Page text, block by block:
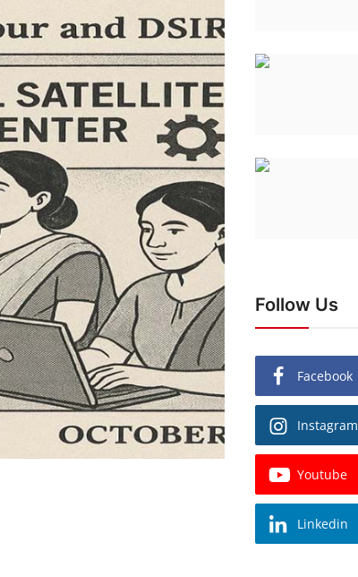
Follow Us
Facebook
Instagram
Youtube
Linkedin